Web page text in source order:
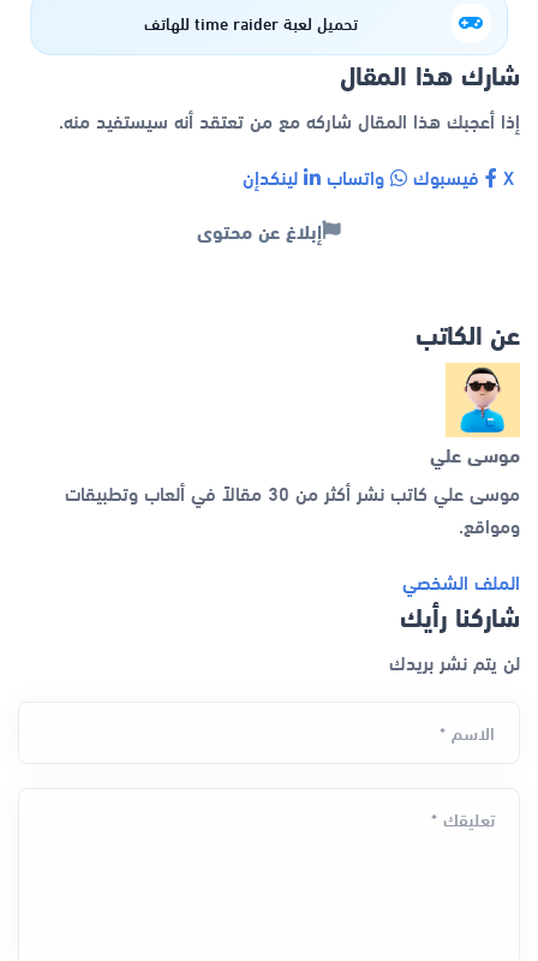
تحميل لعبة time raider للهاتف
شارك هذا المقال
إذا أعجبك هذا المقال شاركه مع من تعتقد أنه سيستفيد منه.
فيسبوك واتساب لينكدإن
إبلاغ عن محتوى
عن الكاتب
موسى علي
موسى علي كاتب نشر أكثر من 30 مقالاً في ألعاب وتطبيقات
ومواقع.
الملف الشخصي
شاركنا رأيك
لن يتم نشر بريدك
الاسم *
تعليقك *